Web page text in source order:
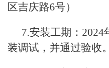
区吉庆路6号）
7.安装工期：2024
装调试，并通过验收。